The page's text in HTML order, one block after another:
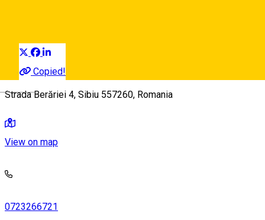
Deutsch
Copied!
Strada Berăriei 4, Sibiu 557260, Romania
View on map
0723266721